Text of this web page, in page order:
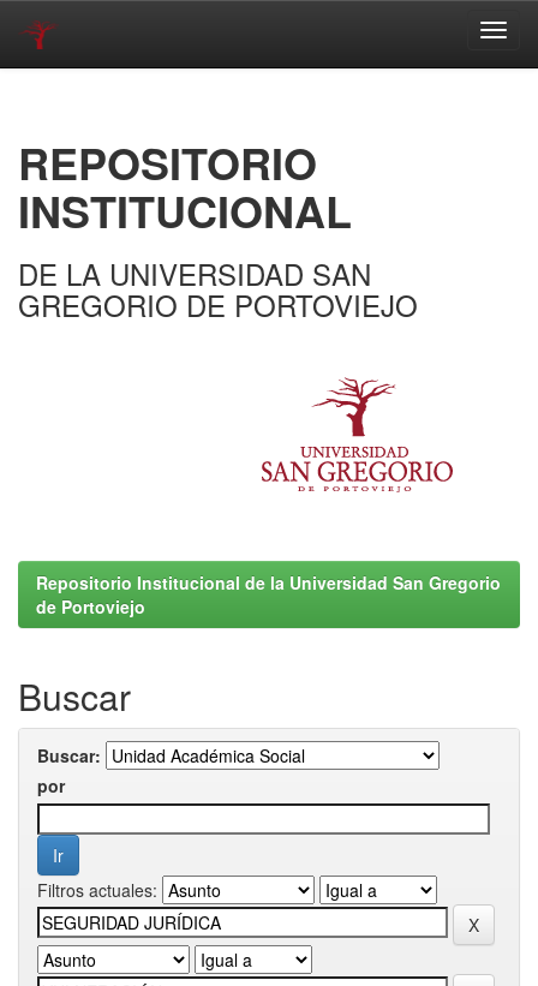
REPOSITORIO
INSTITUCIONAL
DE LA UNIVERSIDAD SAN
GREGORIO DE PORTOVIEJO
Repositorio Institucional de la Universidad San Gregorio
de Portoviejo
Buscar
Buscar:
por
Filtros actuales: